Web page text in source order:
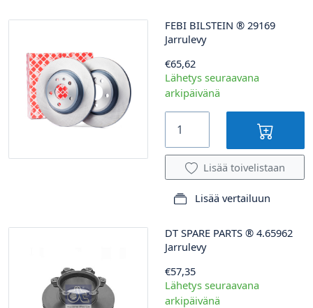
FEBI BILSTEIN ® 29169
Jarrulevy
€65,62
Lähetys seuraavana
arkipäivänä
Lisää toivelistaan
Lisää vertailuun
DT SPARE PARTS ® 4.65962
Jarrulevy
€57,35
Lähetys seuraavana
arkipäivänä